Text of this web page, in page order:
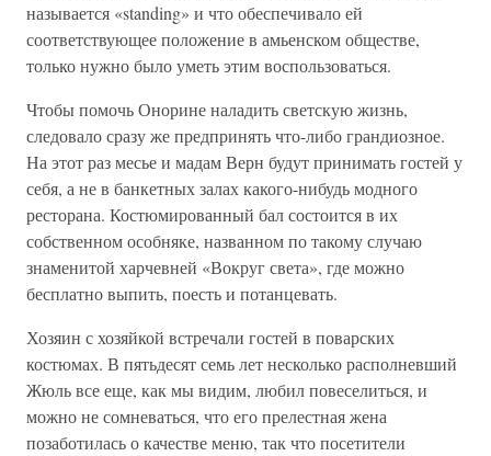
называется «standing» и что обеспечивало ей
соответствующее положение в амьенском обществе,
только нужно было уметь этим воспользоваться.
Чтобы помочь Онорине наладить светскую жизнь,
следовало сразу же предпринять что-либо грандиозное.
На этот раз месье и мадам Верн будут принимать гостей у
себя, а не в банкетных залах какого-нибудь модного
ресторана. Костюмированный бал состоится в их
собственном особняке, названном по такому случаю
знаменитой харчевней «Вокруг света», где можно
бесплатно выпить, поесть и потанцевать.
Хозяин с хозяйкой встречали гостей в поварских
костюмах. В пятьдесят семь лет несколько располневший
Жюль все еще, как мы видим, любил повеселиться, и
можно не сомневаться, что его прелестная жена
позаботилась о качестве меню, так что посетители